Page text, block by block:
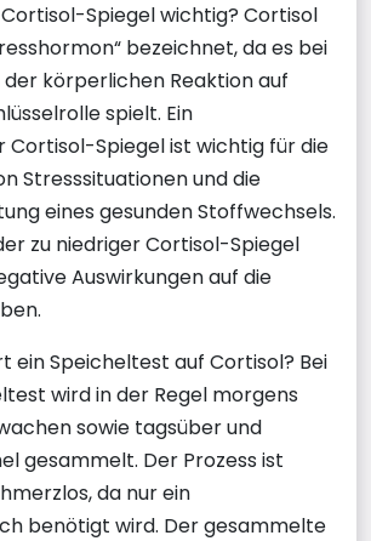
Spiegel wichtig? Cortisol
bezeichnet, da es bei
körperlichen Reaktion auf
spielt. Ein
Cortisol-Spiegel ist wichtig für die
Stresssituationen und die
eines gesunden Stoffwechsels.
zu niedriger Cortisol-Spiegel
Auswirkungen auf die
ein Speicheltest auf Cortisol? Bei
wird in der Regel morgens
sowie tagsüber und
gesammelt. Der Prozess ist
da nur ein
benötigt wird. Der gesammelte